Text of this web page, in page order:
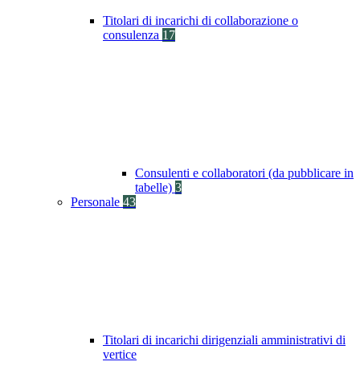
Titolari di incarichi di collaborazione o
consulenza 17
Consulenti e collaboratori (da pubblicare in
tabelle) 3
Personale 43
Titolari di incarichi dirigenziali amministrativi di
vertice